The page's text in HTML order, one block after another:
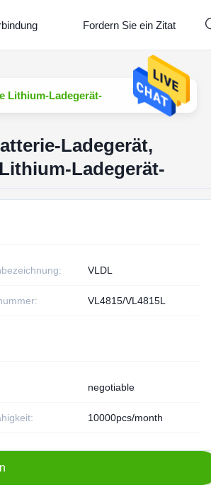
Fordern Sie ein Zitat
Lithium-Ladegerät-
Ladegerät,
Ladegerät-
VLDL
VL4815/VL4815L
negotiable
10000pcs/month
n